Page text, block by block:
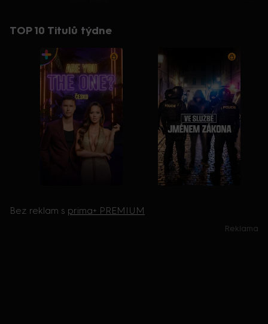
TOP 10 Titulů týdne
Bez reklam s prima+ PREMIUM
Reklama